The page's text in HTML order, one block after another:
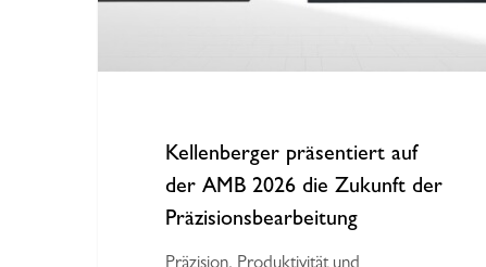
Kellenberger präsentiert auf
der AMB 2026 die Zukunft der
Präzisionsbearbeitung